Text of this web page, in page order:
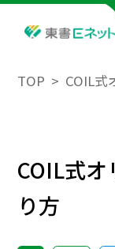
TOP COIL式
COIL式
り方